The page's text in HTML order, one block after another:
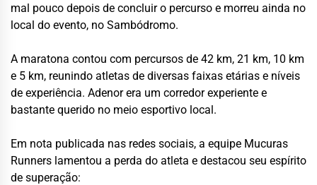
mal pouco depois de concluir o percurso e morreu ainda no
local do evento, no Sambódromo.
A maratona contou com percursos de 42 km, 21 km, 10 km
e 5 km, reunindo atletas de diversas faixas etárias e níveis
de experiência. Adenor era um corredor experiente e
bastante querido no meio esportivo local.
Em nota publicada nas redes sociais, a equipe Mucuras
Runners lamentou a perda do atleta e destacou seu espírito
de superação: